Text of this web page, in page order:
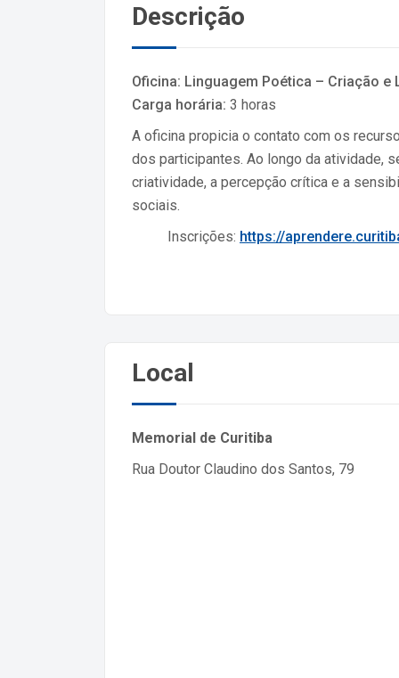
Descrição
Oficina: Linguagem Poética – Criação e
Carga horária: 3 horas
A oficina propicia o contato com os
dos participantes. Ao longo da atividade,
criatividade, a percepção crítica e a
sociais.
Inscrições: https://
Local
Memorial de Curitiba
Rua Doutor Claudino dos Santos, 79